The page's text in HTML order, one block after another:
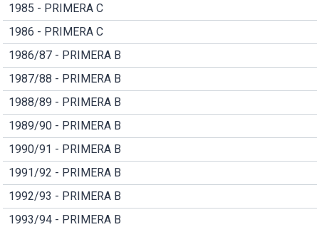
1985 - PRIMERA C
1986 - PRIMERA C
1986/87 - PRIMERA B
1987/88 - PRIMERA B
1988/89 - PRIMERA B
1989/90 - PRIMERA B
1990/91 - PRIMERA B
1991/92 - PRIMERA B
1992/93 - PRIMERA B
1993/94 - PRIMERA B